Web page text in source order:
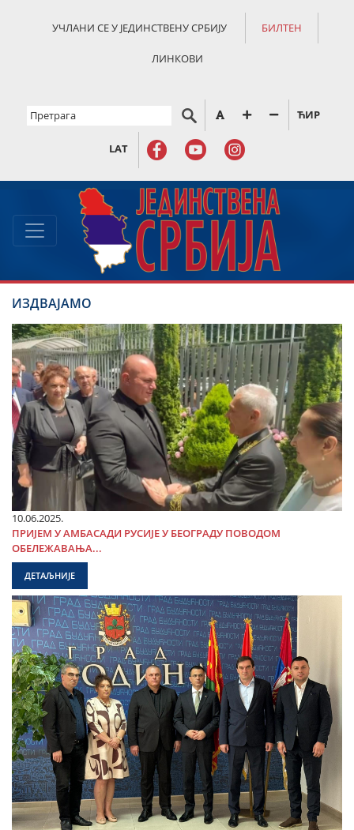
УЧЛАНИ СЕ У ЈЕДИНСТВЕНУ СРБИЈУ БИЛТЕН
ЛИНКОВИ
ЋИР
LAT
ИЗДВАЈАМО
10.06.2025.
ПРИЈЕМ У АМБАСАДИ РУСИЈЕ У БЕОГРАДУ ПОВОДОМ
ОБЕЛЕЖАВАЊА...
ДЕТАЉНИЈЕ